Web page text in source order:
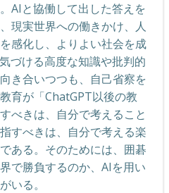
AIと協働して出した答えを
現実世界への働きかけ、人
感化し、よりよい社会を成
づける高度な知識や批判的
き合いつつも、自己省察を
育が「ChatGPT以後の教
べきは、自分で考えること
すべきは、自分で考える楽
ある。そのためには、囲碁
で勝負するのか、AIを用い
いる。